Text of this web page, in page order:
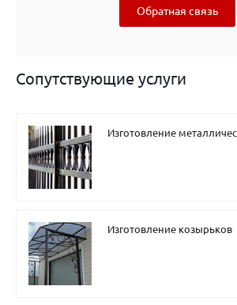
Обратная связь
Сопутствующие услуги
Изготовление
Изготовление козырьков